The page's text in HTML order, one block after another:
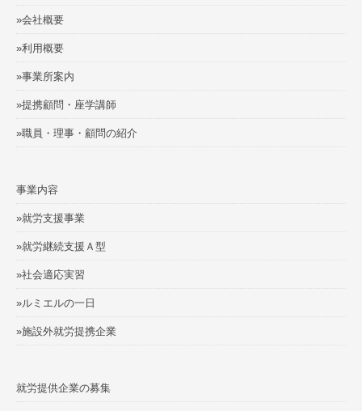
»会社概要
»利用概要
»事業所案内
»提携顧問・座学講師
»職員・理事・顧問の紹介
事業内容
»就労支援事業
»就労継続支援Ａ型
»社会適応実習
»ルミエルの一日
»施設外就労提携企業
就労提供企業の募集